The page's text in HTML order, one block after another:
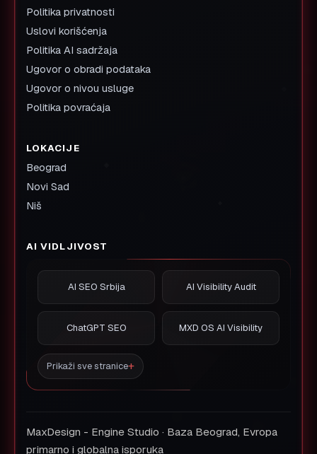
Politika privatnosti
Uslovi korišćenja
Politika AI sadržaja
Ugovor o obradi podataka
Ugovor o nivou usluge
Politika povraćaja
LOKACIJE
Beograd
Novi Sad
Niš
AI VIDLJIVOST
AI SEO Srbija AI Visibility Audit
ChatGPT SEO MXD OS AI Visibility
Prikaži sve stranice
MaxDesign - Engine Studio · Baza Beograd, Evropa
primarno i globalna isporuka